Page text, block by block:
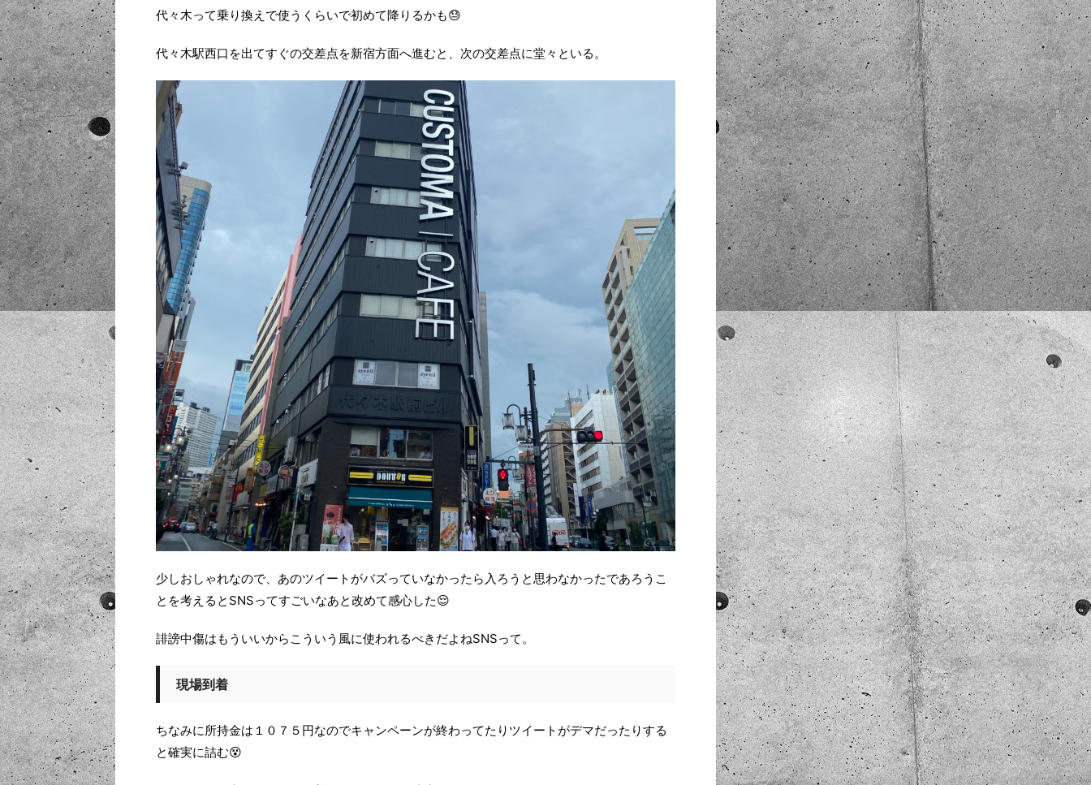
代々木って乗り換えで使うくらいで初めて降りるかも😓
代々木駅西口を出てすぐの交差点を新宿方面へ進むと、次の交差点に堂々といる。
少しおしゃれなので、あのツイートがバズっていなかったら入ろうと思わなかったであろうこ
とを考えるとSNSってすごいなあと改めて感心した😌
誹謗中傷はもういいからこういう風に使われるべきだよねSNSって。
現場到着
ちなみに所持金は１０７５円なのでキャンペーンが終わってたりツイートがデマだったりする
と確実に詰む😵